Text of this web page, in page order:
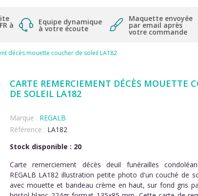
à Equipe dynamique
à votre écoute
Maquette envoyée
par email après
votre commande
décès mouette coucher de soleil LA182
CARTE REMERCIEMENT DÉCÈS MOUETTE
DE SOLEIL LA182
Marque : REGALB
Référence : LA182
Stock disponible : 20
Carte remerciement décès deuil funérailles
REGALB LA182 illustration petite photo d'un couché de
avec mouette et bandeau crème en haut, sur fond gris